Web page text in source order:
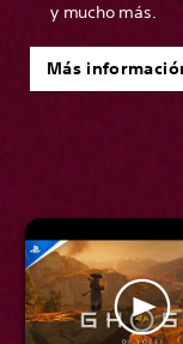
y mucho más.
Más